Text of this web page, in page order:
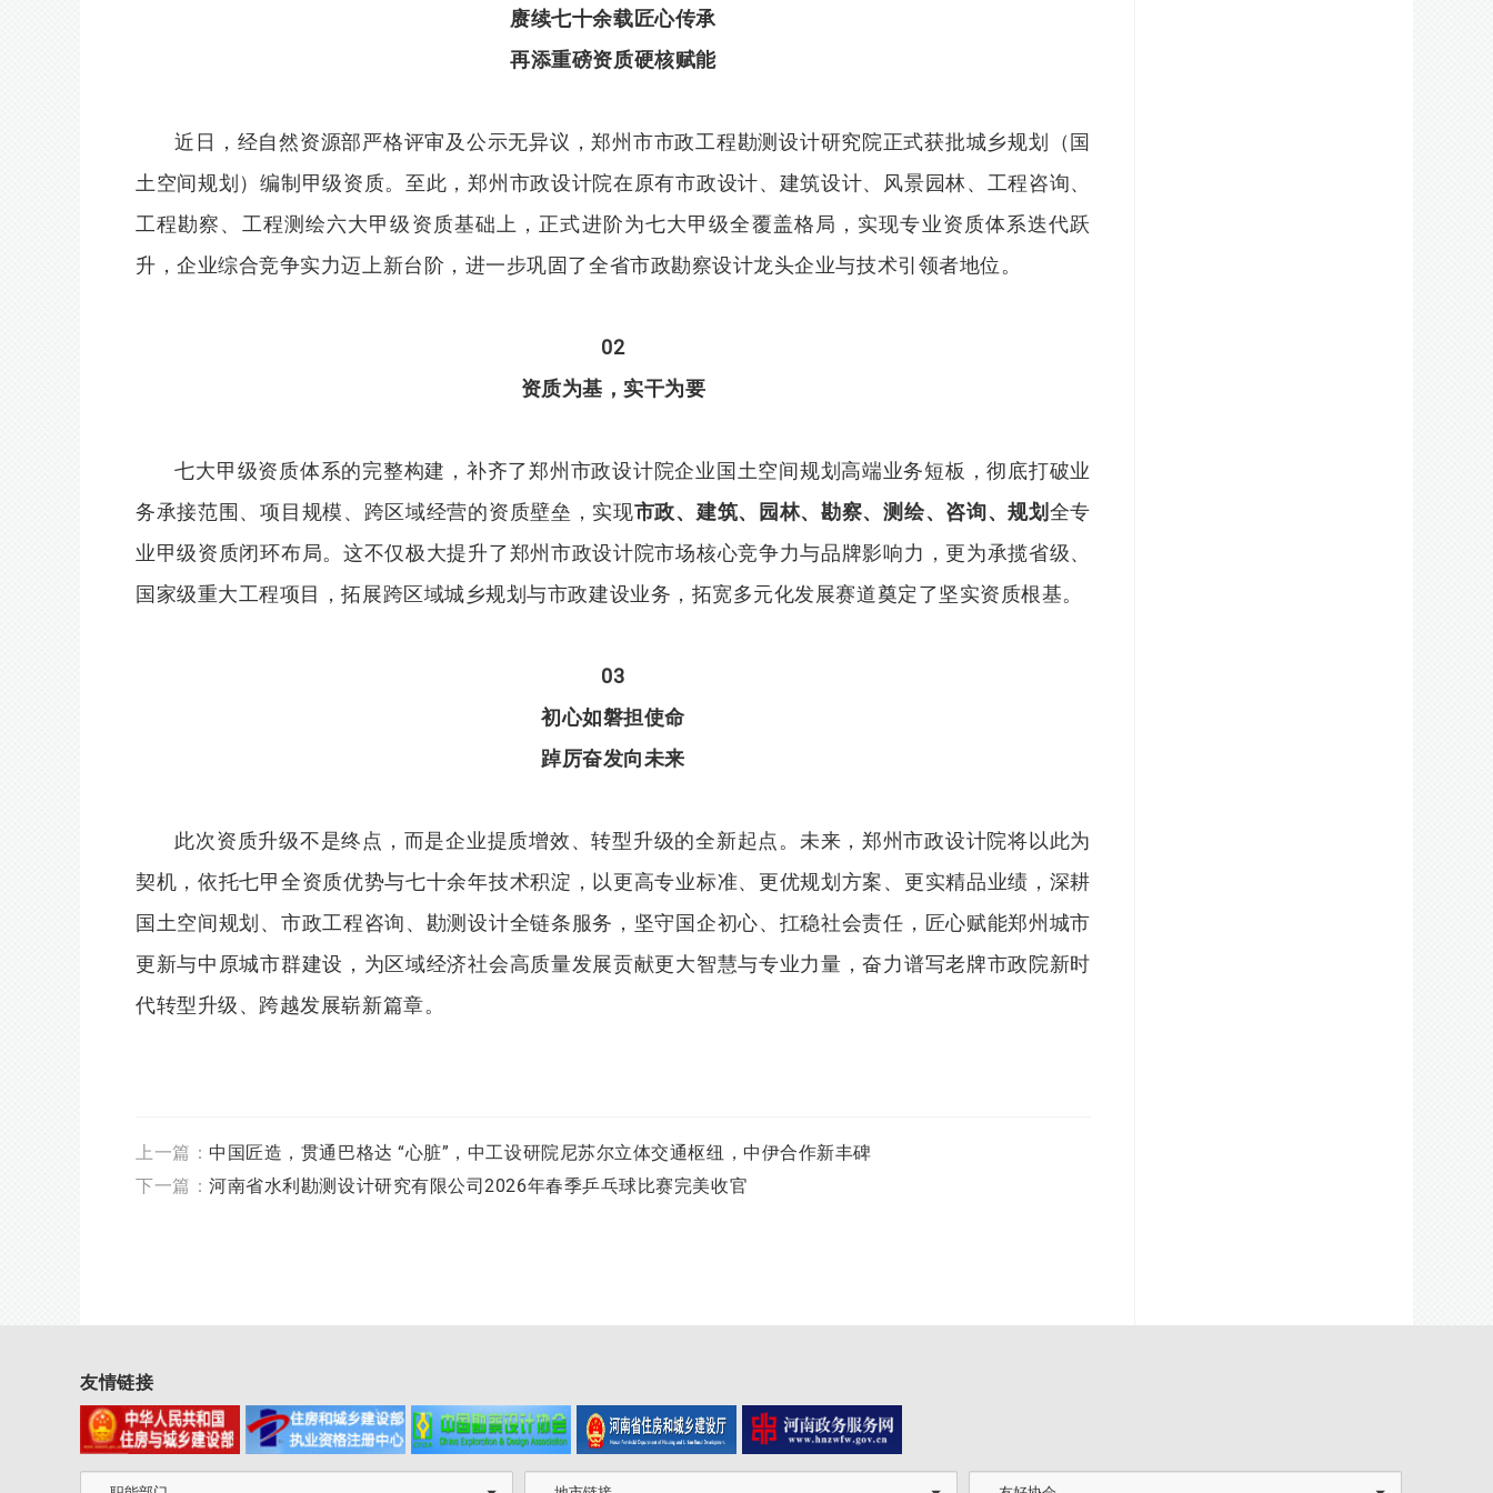
赓续七十余载匠心传承
再添重磅资质硬核赋能
近日，经自然资源部严格评审及公示无异议，郑州市市政工程勘测设计研究院正式获批城乡规划（国
土空间规划）编制甲级资质。至此，郑州市政设计院在原有市政设计、建筑设计、风景园林、工程咨询、
工程勘察、工程测绘六大甲级资质基础上，正式进阶为七大甲级全覆盖格局，实现专业资质体系迭代跃
升，企业综合竞争实力迈上新台阶，进一步巩固了全省市政勘察设计龙头企业与技术引领者地位。
02
资质为基，实干为要
七大甲级资质体系的完整构建，补齐了郑州市政设计院企业国土空间规划高端业务短板，彻底打破业
务承接范围、项目规模、跨区域经营的资质壁垒，实现市政、建筑、园林、勘察、测绘、咨询、规划全专
业甲级资质闭环布局。这不仅极大提升了郑州市政设计院市场核心竞争力与品牌影响力，更为承揽省级、
国家级重大工程项目，拓展跨区域城乡规划与市政建设业务，拓宽多元化发展赛道奠定了坚实资质根基。
03
初心如磐担使命
踔厉奋发向未来
此次资质升级不是终点，而是企业提质增效、转型升级的全新起点。未来，郑州市政设计院将以此为
契机，依托七甲全资质优势与七十余年技术积淀，以更高专业标准、更优规划方案、更实精品业绩，深耕
国土空间规划、市政工程咨询、勘测设计全链条服务，坚守国企初心、扛稳社会责任，匠心赋能郑州城市
更新与中原城市群建设，为区域经济社会高质量发展贡献更大智慧与专业力量，奋力谱写老牌市政院新时
代转型升级、跨越发展崭新篇章。
上一篇： 中国匠造，贯通巴格达 “心脏”，中工设研院尼苏尔立体交通枢纽，中伊合作新丰碑
下一篇：河南省水利勘测设计研究有限公司2026年春季乒乓球比赛完美收官
友情链接